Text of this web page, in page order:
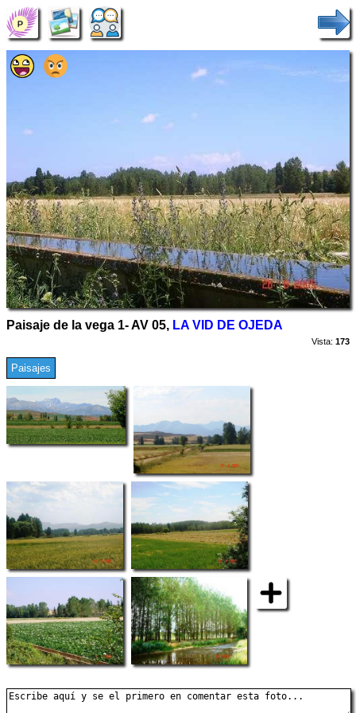
Paisaje de la vega 1- AV 05, LA VID DE OJEDA
Vista: 173
Paisajes